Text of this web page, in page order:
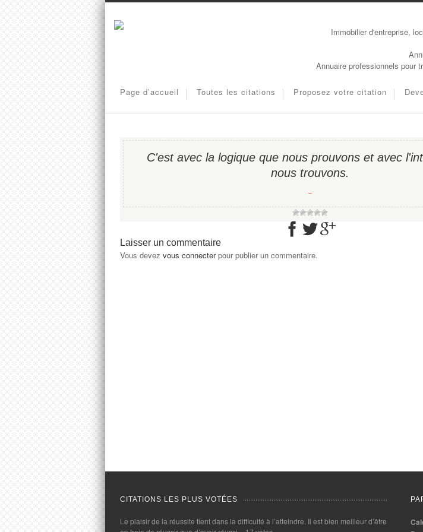
Immobilier d'entreprise,
Annuaire professionnels pour
Page d’accueil Toutes les citations Proposez votre citation
C'est avec la logique que nous prouvons et avec
nous trouvons.
−
Laisser un commentaire
Vous devez vous connecterpour publier un commentaire.
CITATIONS LES PLUS VOTÉES
Le plaisir de la réussite tient dans la difficulté à l’atteindre. Il est bien meilleur d’être